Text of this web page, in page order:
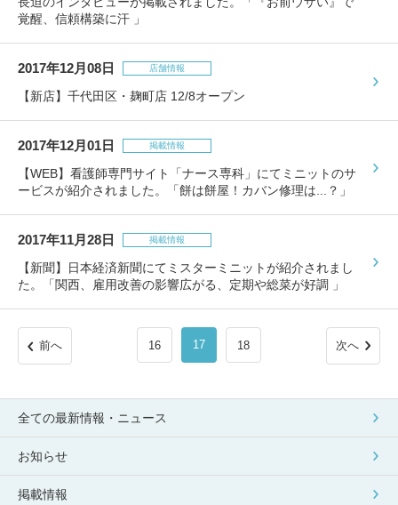
覚醒、信頼構築に汗 」
2017年12月08日 店舗情報
【新店】千代田区・麹町店 12/8オープン
2017年12月01日 掲載情報
【WEB】看護師専門サイト「ナース専科」にてミニットのサ
ービスが紹介されました。「餅は餅屋！カバン修理は...？」
2017年11月28日 掲載情報
【新聞】日本経済新聞にてミスターミニットが紹介されまし
た。「関西、雇用改善の影響広がる、定期や総菜が好調 」
前へ 16 17 18 次へ
全ての最新情報・ニュース
お知らせ
掲載情報